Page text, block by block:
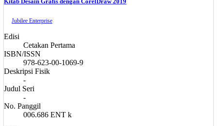
Jubilee Enterprise
Edisi
Cetakan Pertama
ISBN/ISSN
978-623-00-1069-9
Deskripsi Fisik
-
Judul Seri
-
No. Panggil
006.686 ENT k